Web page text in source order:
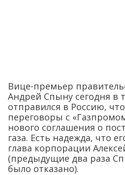
Вице-премьер
Андрей Спыну сегодня в
отправился в Россию,
переговоры с
нового соглашения о
газа. Есть надежда, что
глава корпорации
(предыдущие два раза
было отказано).